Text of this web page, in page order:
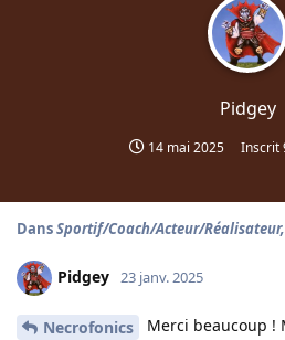
Pidgey
14 mai 2025 Inscrit
DansSportif/Coach/Acteur/
Pidgey 23 janv. 2025
Necrofonics
Merci beaucoup !